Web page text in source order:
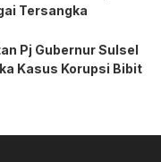
Tersangka
Pj Gubernur Sulsel
Kasus Korupsi Bibit